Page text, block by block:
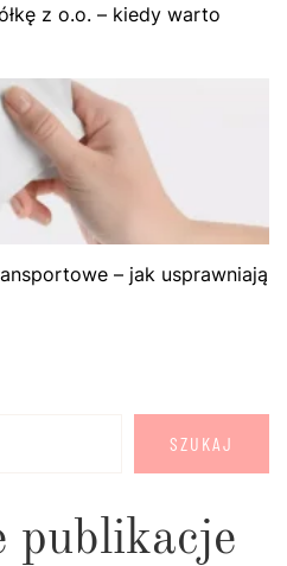
z o.o. – kiedy warto
– jak usprawniają
SZUKAJ
publikacje